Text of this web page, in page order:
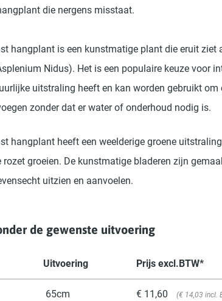
die nergens misstaat.
hangplant is een kunstmatige plant die eruit ziet
Nidus). Het is een populaire keuze voor
uitstraling heeft en kan worden gebruikt om
zonder dat er water of onderhoud nodig is.
hangplant heeft een weelderige groene
rozet groeien. De kunstmatige bladeren zijn
uitzien en aanvoelen.
de gewenste uitvoering
Uitvoering Prijs excl.BTW*
65cm € 11,60 (€ 14,03 incl.